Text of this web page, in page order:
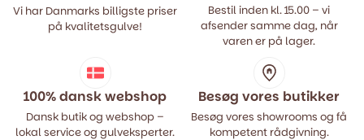
Vi har Danmarks billigste priser
på kvalitetsgulve!
Bestil inden kl. 15.00 – vi
afsender samme dag, når
varen er på lager.
100% dansk webshop
Dansk butik og webshop –
lokal service og gulveksperter.
Besøg vores butikker
Besøg vores showrooms og få
kompetent rådgivning.